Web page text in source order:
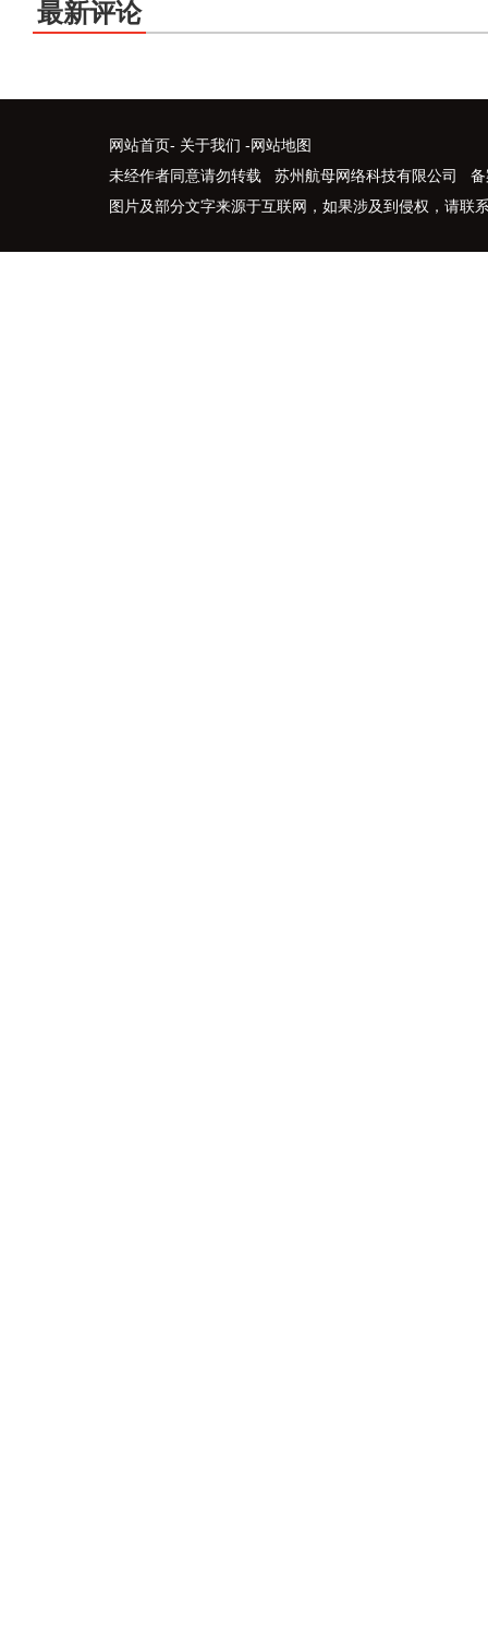
最新评论
网站首页- 关于我们 -网站地图
未经作者同意请勿转载 苏州航母网络科技有限公司 备
图片及部分文字来源于互联网，如果涉及到侵权，请联